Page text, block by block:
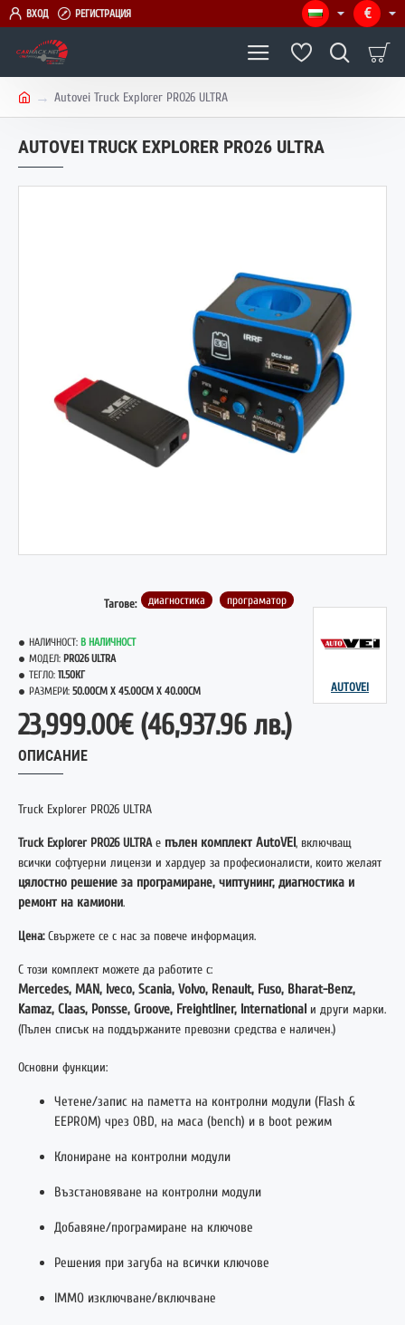
ВХОД РЕГИСТРАЦИЯ €
m
e
Autovei Truck Explorer PRO26 ULTRA
AUTOVEI TRUCK EXPLORER PRO26 ULTRA
Тагове: диагностика програматор
НАЛИЧНОСТ: В НАЛИЧНОСТ
МОДЕЛ: PRO26 ULTRA
ТЕГЛО: 11.50КГ
РАЗМЕРИ: 50.00CM X 45.00CM X 40.00CM AUTOVEI
23,999.00€ (46,937.96 лв.)
ОПИСАНИЕ
Truck Explorer PRO26 ULTRA
Truck Explorer PRO26 ULTRAе пълен комплект AutoVEI, включващ
всички софтуерни лицензи и хардуер за професионалисти, които желаят
цялостно решение за програмиране, чиптунинг, диагностика и
ремонт на камиони.
Цена:Свържете се с нас за повече информация.
С този комплект можете да работите с:
Mercedes, MAN, Iveco, Scania, Volvo, Renault, Fuso, Bharat-Benz,
Kamaz, Claas, Ponsse, Groove, Freightliner, International и други марки.
(Пълен списък на поддържаните превозни средства е наличен.)
Основни функции:
Четене/запис на паметта на контролни модули (Flash &
EEPROM) чрез OBD, на маса (bench) и в boot режим
Клониране на контролни модули
Възстановяване на контролни модули
Добавяне/програмиране на ключове
Решения при загуба на всички ключове
IMMO изключване/включване